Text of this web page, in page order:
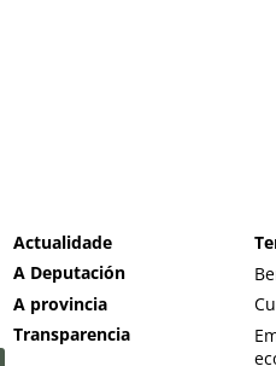
Actualidade
A Deputación
A provincia
Transparencia